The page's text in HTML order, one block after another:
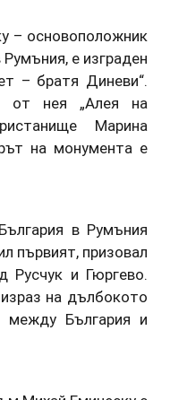
– основоположник
е изграден
– братя Диневи“.
от нея „Алея на
Марина
на монумента е
в Румъния
първият, призовал
Русчук и Гюргево.
на дълбокото
между България и